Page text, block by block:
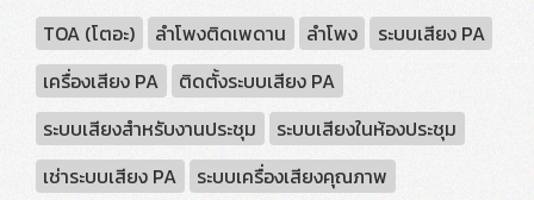
TOA (โตอะ) ลำโพงติดเพดาน ลำโพง
ระบบเสียง PA
เครื่องเสียง PA
ติดตั้งระบบเสียง PA
ระบบเสียงสำหรับงานประชุม
ระบบเสียงในห้องประชุม
เช่าระบบเสียง PA
ระบบเครื่องเสียงคุณภาพ